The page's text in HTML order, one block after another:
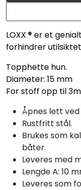
LOXX ® er et
forhindrer
Topphette hun.
Diameter: 15 mm
For stoff opp til
Åpnes lett
Rustfritt stål.
Brukes som
båter.
Leveres med
Lengde A: 10
Leveres som